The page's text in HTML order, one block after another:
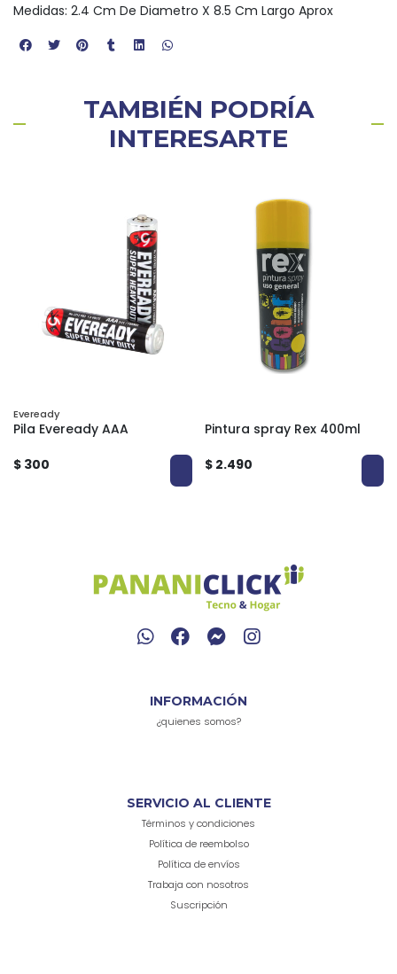
Medidas: 2.4 Cm De Diametro X 8.5 Cm Largo Aprox
TAMBIÉN PODRÍA
INTERESARTE
Eveready
Pila Eveready AAA
$ 300
Pintura spray Rex 400ml
$ 2.490
INFORMACIÓN
¿quienes somos?
SERVICIO AL CLIENTE
Términos y condiciones
Política de reembolso
Política de envíos
Trabaja con nosotros
Suscripción